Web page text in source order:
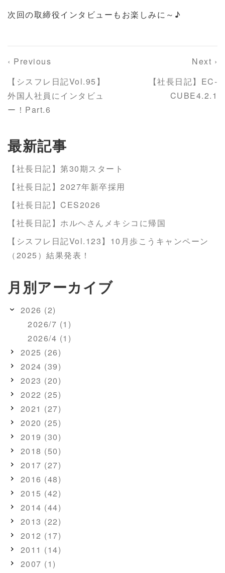
次回の取締役インタビューもお楽しみに～♪
‹ Previous
【シスフレ日記Vol.95】
外国人社員にインタビュ
ー！Part.6
Next ›
【社長日記】EC-
CUBE4.2.1
最新記事
【社長日記】第30期スタート
【社長日記】2027年新卒採用
【社長日記】CES2026
【社長日記】ホルヘさんメキシコに帰国
【シスフレ日記Vol.123】10月歩こうキャンペーン
（2025）結果発表！
月別アーカイブ
2026 (2)
2026/7 (1)
2026/4 (1)
2025 (26)
2024 (39)
2023 (20)
2022 (25)
2021 (27)
2020 (25)
2019 (30)
2018 (50)
2017 (27)
2016 (48)
2015 (42)
2014 (44)
2013 (22)
2012 (17)
2011 (14)
2007 (1)